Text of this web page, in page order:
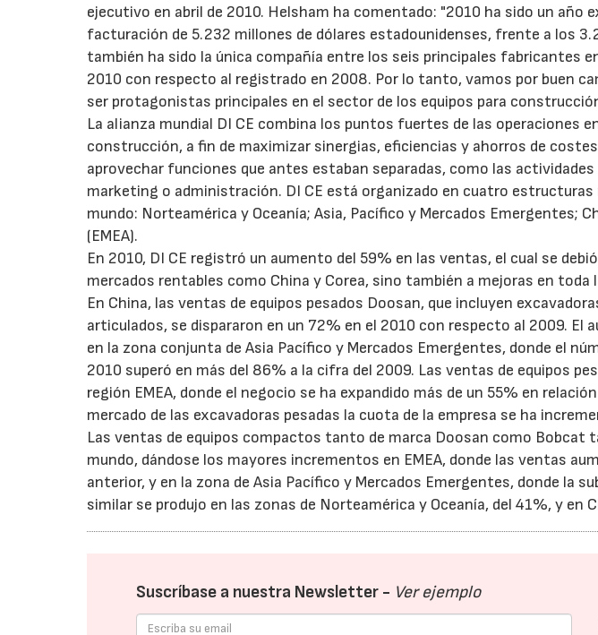
ejecutivo en abril de 2010. Helsham ha comentado: "2010 ha sido un año
facturación de 5.232 millones de dólares estadounidenses, frente a los
también ha sido la única compañía entre los seis principales fabricantes
2010 con respecto al registrado en 2008. Por lo tanto, vamos por buen
ser protagonistas principales en el sector de los equipos para
La alianza mundial DI CE combina los puntos fuertes de las operaciones
construcción, a fin de maximizar sinergias, eficiencias y ahorros de
aprovechar funciones que antes estaban separadas, como las
marketing o administración. DI CE está organizado en cuatro estructuras
mundo: Norteamérica y Oceanía; Asia, Pacífico y Mercados Emergentes;
(EMEA).
En 2010, DI CE registró un aumento del 59% en las ventas, el cual se
mercados rentables como China y Corea, sino también a mejoras en toda
En China, las ventas de equipos pesados Doosan, que incluyen
articulados, se dispararon en un 72% en el 2010 con respecto al 2009. El
en la zona conjunta de Asia Pacífico y Mercados Emergentes, donde el
2010 superó en más del 86% a la cifra del 2009. Las ventas de equipos
región EMEA, donde el negocio se ha expandido más de un 55% en
mercado de las excavadoras pesadas la cuota de la empresa se ha
Las ventas de equipos compactos tanto de marca Doosan como Bobcat
mundo, dándose los mayores incrementos en EMEA, donde las ventas
anterior, y en la zona de Asia Pacífico y Mercados Emergentes, donde la
similar se produjo en las zonas de Norteamérica y Oceanía, del 41%, y en
Suscríbase a nuestra Newsletter - Ver ejemplo